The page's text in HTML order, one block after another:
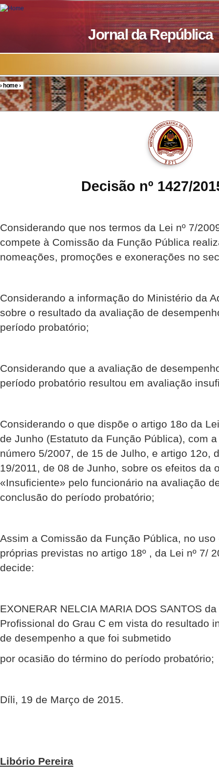
Skip to main content
Jornal da República
You are here
›home›
Decisão nº 1427/
Considerando que nos termos da Lei nº 7/
compete à Comissão da Função Pública
nomeações, promoções e exonerações no
Considerando a informação do Ministério da
sobre o resultado da avaliação de
período probatório;
Considerando que a avaliação de
período probatório resultou em avaliação
Considerando o que dispõe o artigo 18o da
de Junho (Estatuto da Função Pública), com
número 5/2007, de 15 de Julho, e artigo 12o,
19/2011, de 08 de Junho, sobre os efeitos da
«Insuficiente» pelo funcionário na avaliação
conclusão do período probatório;
Assim a Comissão da Função Pública, no
próprias previstas no artigo 18º , da Lei nº 7/
decide:
EXONERAR NELCIA MARIA DOS SANTOS
Profissional do Grau C em vista do resultado
de desempenho a que foi submetido
por ocasião do término do período probatório;
Díli, 19 de Março de 2015.
Libório Pereira